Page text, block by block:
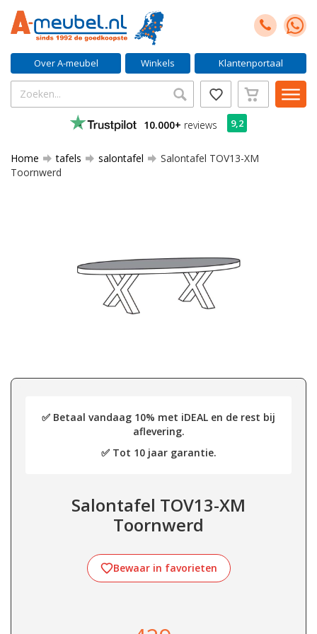
Over A-meubel Winkels Klantenportaal
10.000+ reviews 9,2
Home tafels salontafel
Salontafel TOV13-XM
Toornwerd
✅ Betaal vandaag 10% met iDEAL en de rest bij
aflevering.
✅ Tot 10 jaar garantie.
Salontafel TOV13-XM
Toornwerd
Bewaar in favorieten